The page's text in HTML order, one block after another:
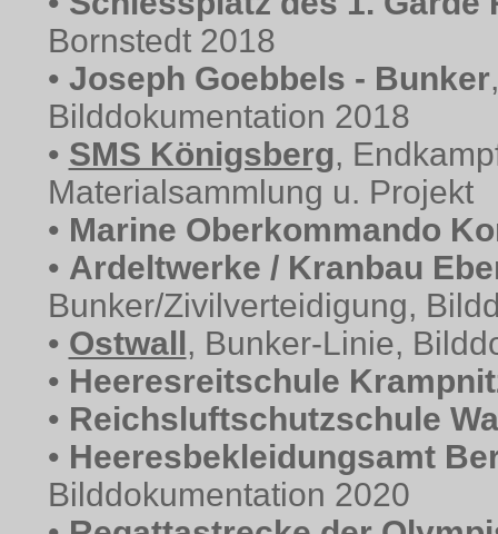
Bornstedt 2018
• Joseph Goebbels - Bunker
Bilddokumentation 2018
• SMS Königsberg,
Materialsammlung u. Projekt
• Marine Oberkommando
• Ardeltwerke / Kranbau
Bunker/Zivilverteidigung,
• Ostwall , Bunker-Linie,
• Heeresreitschule
• Reichsluftschutzschule
• Heeresbekleidungsamt
Bilddokumentation 2020